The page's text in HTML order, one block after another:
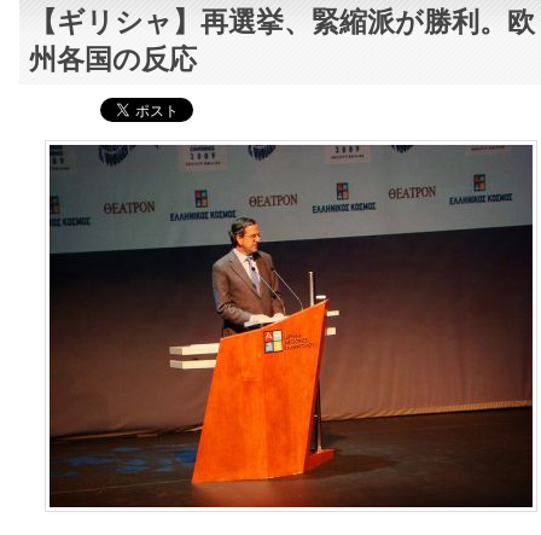
【ギリシャ】再選挙、緊縮派が勝利。欧
州各国の反応